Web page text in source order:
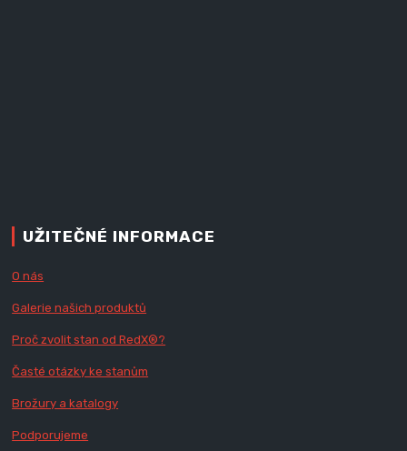
UŽITEČNÉ INFORMACE
O nás
Galerie našich produktů
Proč zvolit stan od RedX®?
Časté otázky ke stanům
Brožury a katalogy
Podporujeme